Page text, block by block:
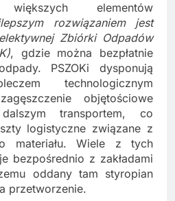
elementów
rozwiązaniem jest
Zbiórki Odpadów
, gdzie można bezpłatnie
PSZOKi dysponują
technologicznym
objętościowe
transportem, co
logistyczne związane z
materiału. Wiele z tych
bezpośrednio z zakładami
oddany tam styropian
przetworzenie.